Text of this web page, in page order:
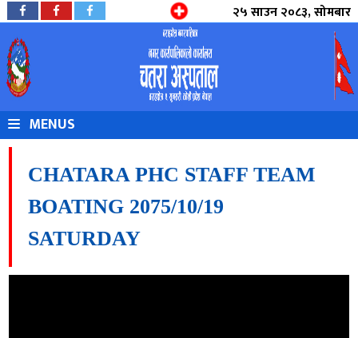
२५ साउन २०८३, सोमबार
MENUS
CHATARA PHC STAFF TEAM
BOATING 2075/10/19
SATURDAY